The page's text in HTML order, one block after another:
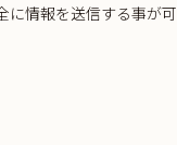
に情報を送信する事が可